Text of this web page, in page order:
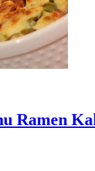
Ramen